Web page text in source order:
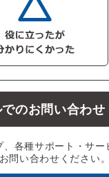
でのお問い合わせ
各種サポート・サー
問い合わせください。